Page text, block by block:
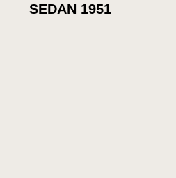
SEDAN 1951